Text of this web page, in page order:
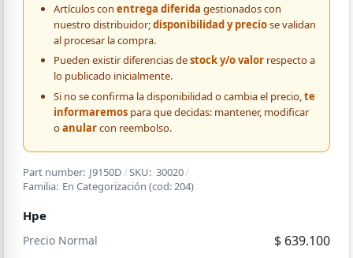
Artículos con entrega diferida gestionados con
nuestro distribuidor;disponibilidad y preciose validan
al procesar la compra.
Pueden existir diferencias destock y/o valorrespecto a
lo publicado inicialmente.
Si no se confirma la disponibilidad o cambia el precio,te
informaremospara que decidas: mantener, modificar
oanularcon reembolso.
Part number: J9150D /SKU: 30020/
Familia: En Categorización (cod: 204)
Hpe
Precio Normal $ 639.100